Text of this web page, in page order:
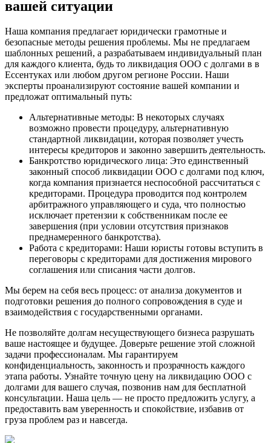
вашей ситуации
Наша компания предлагает юридически грамотные и
безопасные методы решения проблемы. Мы не предлагаем
шаблонных решений, а разрабатываем индивидуальный план
для каждого клиента, будь то ликвидация ООО с долгами в в
Ессентуках или любом другом регионе России. Наши
эксперты проанализируют состояние вашей компании и
предложат оптимальный путь:
Альтернативные методы: В некоторых случаях
возможно провести процедуру, альтернативную
стандартной ликвидации, которая позволяет учесть
интересы кредиторов и законно завершить деятельность.
Банкротство юридического лица: Это единственный
законный способ ликвидации ООО с долгами под ключ,
когда компания признается неспособной рассчитаться с
кредиторами. Процедура проводится под контролем
арбитражного управляющего и суда, что полностью
исключает претензии к собственникам после ее
завершения (при условии отсутствия признаков
преднамеренного банкротства).
Работа с кредиторами: Наши юристы готовы вступить в
переговоры с кредиторами для достижения мирового
соглашения или списания части долгов.
Мы берем на себя весь процесс: от анализа документов и
подготовки решения до полного сопровождения в суде и
взаимодействия с государственными органами.
Не позволяйте долгам несуществующего бизнеса разрушать
ваше настоящее и будущее. Доверьте решение этой сложной
задачи профессионалам. Мы гарантируем
конфиденциальность, законность и прозрачность каждого
этапа работы. Узнайте точную цену на ликвидацию ООО с
долгами для вашего случая, позвонив нам для бесплатной
консультации. Наша цель — не просто предложить услугу, а
предоставить вам уверенность и спокойствие, избавив от
груза проблем раз и навсегда.